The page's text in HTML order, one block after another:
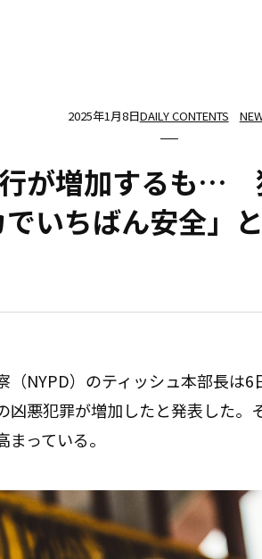
2025年1月8日DAILY CONTENTS
が増加するも…
でいちばん安全」
（NYPD）のティッシュ本部長は
凶悪犯罪が増加したと発表した。
っている。